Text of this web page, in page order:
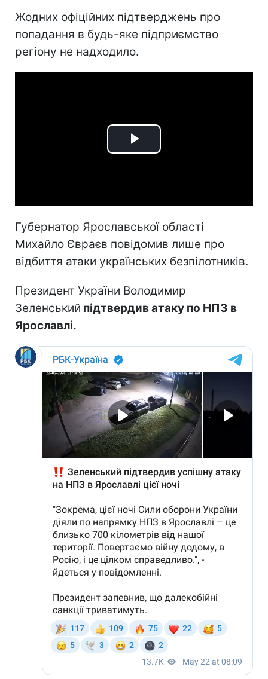
Жодних офіційних підтверджень про
попадання в будь-яке підприємство
регіону не надходило.
Play
Губернатор Ярославської області
Михайло Євраєв повідомив лише про
відбиття атаки українських безпілотників.
Президент України Володимир
Зеленський підтвердив атаку по НПЗ в
Ярославлі.